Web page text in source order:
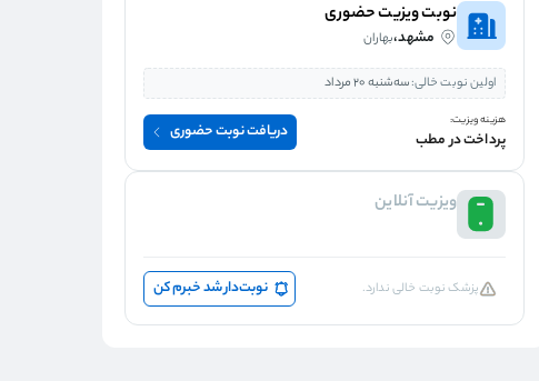
نوبت ویزیت حضوری
مشهد،بهاران
اولین نوبت خالی:سه‌شنبه 20 مرداد
هزینه ویزیت:
پرداخت در مطب دریافت نوبت حضوری
ویزیت آنلاین
پزشک نوبت خالی ندارد. نوبت‌دار شد خبرم کن